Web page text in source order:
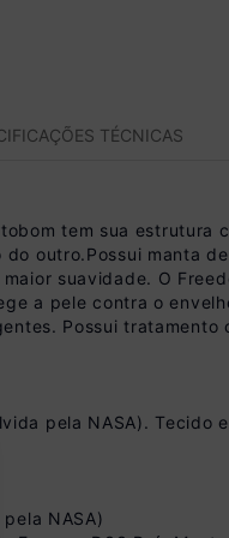
TÉCNICAS
tem sua estrutura
outro.Possui manta
suavidade. O
a pele contra o
Possui tratamento
pela NASA). Tecido
NASA)